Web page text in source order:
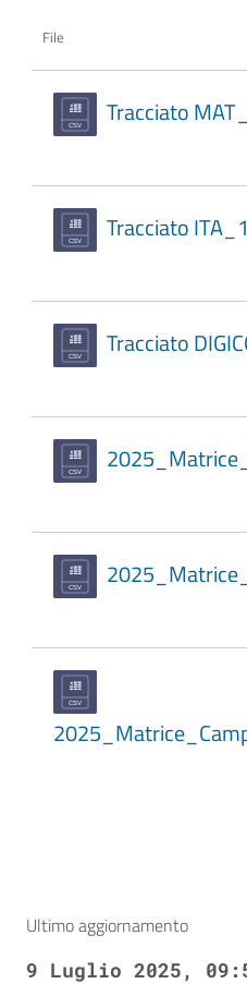
File
Tracciato
Tracciato
Tracciato
Ultimo aggiornamento
9 Luglio 2025,